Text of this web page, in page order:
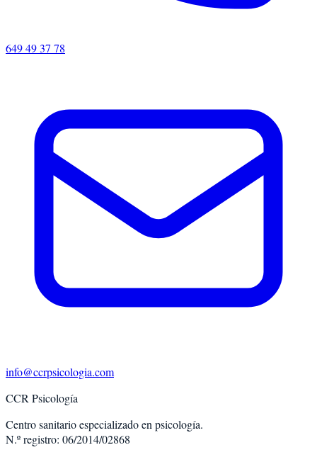
649 49 37 78
info@ccrpsicologia.com
CCR Psicología
Centro sanitario especializado en psicología.
N.º registro: 06/2014/02868